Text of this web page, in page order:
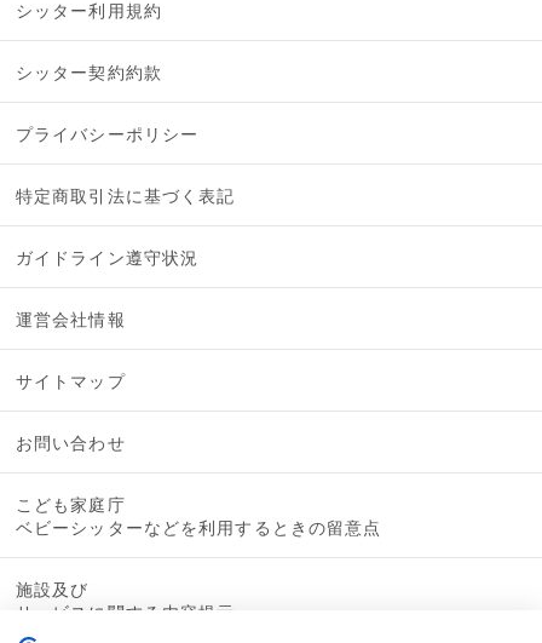
シッター利用規約
シッター契約約款
プライバシーポリシー
特定商取引法に基づく表記
ガイドライン遵守状況
運営会社情報
サイトマップ
お問い合わせ
こども家庭庁
ベビーシッターなどを利用するときの留意点
施設及び
サービスに関する内容提示